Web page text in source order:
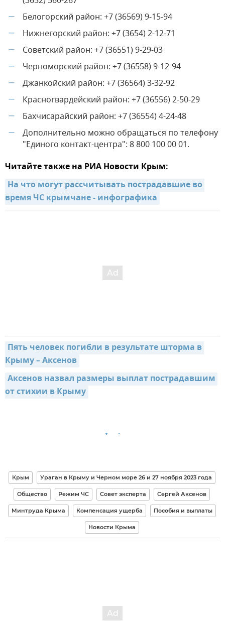
— Белогорский район: +7 (36569) 9-15-94
— Нижнегорский район: +7 (3654) 2-12-71
— Советский район: +7 (36551) 9-29-03
— Черноморский район: +7 (36558) 9-12-94
— Джанкойский район: +7 (36564) 3-32-92
— Красногвардейский район: +7 (36556) 2-50-29
— Бахчисарайский район: +7 (36554) 4-24-48
—
Дополнительно можно обращаться по телефону
"Единого контакт-центра": 8 800 100 00 01.
Читайте также на РИА Новости Крым:
На что могут рассчитывать пострадавшие во
время ЧС крымчане - инфографика
Пять человек погибли в результате шторма в
Крыму – Аксенов
Аксенов назвал размеры выплат пострадавшим
от стихии в Крыму
Крым Ураган в Крыму и Черном море 26 и 27 ноября 2023 года
Общество Режим ЧС Совет эксперта Сергей Аксенов
Минтруда Крыма Компенсация ущерба Пособия и выплаты
Новости Крыма